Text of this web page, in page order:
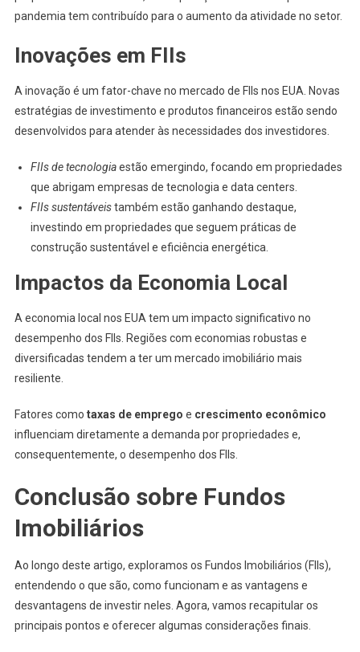
pandemia tem contribuído para o aumento da atividade no setor.
Inovações em FIIs
A inovação é um fator-chave no mercado de FIIs nos EUA. Novas
estratégias de investimento e produtos financeiros estão sendo
desenvolvidos para atender às necessidades dos investidores.
FIIs de tecnologiaestão emergindo, focando em propriedades
que abrigam empresas de tecnologia e data centers.
FIIs sustentáveistambém estão ganhando destaque,
investindo em propriedades que seguem práticas de
construção sustentável e eficiência energética.
Impactos da Economia Local
A economia local nos EUA tem um impacto significativo no
desempenho dos FIIs. Regiões com economias robustas e
diversificadas tendem a ter um mercado imobiliário mais
resiliente.
Fatores como taxas de emprego e crescimento econômico
influenciam diretamente a demanda por propriedades e,
consequentemente, o desempenho dos FIIs.
Conclusão sobre Fundos
Imobiliários
Ao longo deste artigo, exploramos os Fundos Imobiliários (FIIs),
entendendo o que são, como funcionam e as vantagens e
desvantagens de investir neles. Agora, vamos recapitular os
principais pontos e oferecer algumas considerações finais.